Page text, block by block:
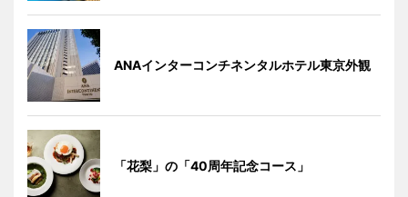
ANAインターコンチネンタルホテル東京外観
「花梨」の「40周年記念コース」